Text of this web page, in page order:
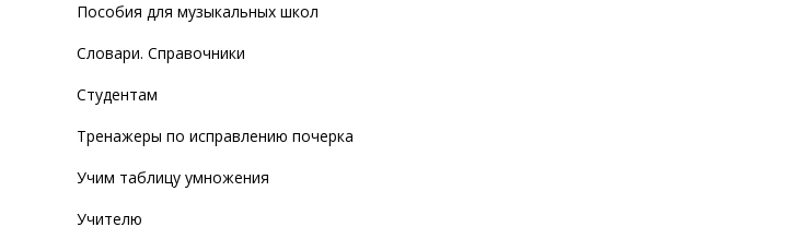
Пособия для музыкальных школ
Словари. Справочники
Студентам
Тренажеры по исправлению почерка
Учим таблицу умножения
Учителю